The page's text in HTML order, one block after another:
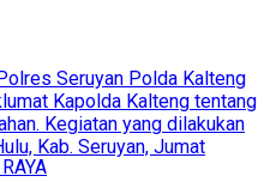
Seruyan Polda Kalteng
Kapolda Kalteng tentang
Kegiatan yang dilakukan
Kab. Seruyan, Jumat